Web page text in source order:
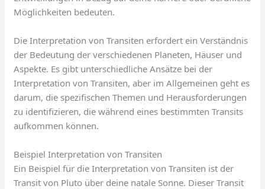
Möglichkeiten bedeuten.
Die Interpretation von Transiten erfordert ein Verständnis
der Bedeutung der verschiedenen Planeten, Häuser und
Aspekte. Es gibt unterschiedliche Ansätze bei der
Interpretation von Transiten, aber im Allgemeinen geht es
darum, die spezifischen Themen und Herausforderungen
zu identifizieren, die während eines bestimmten Transits
aufkommen können.
Beispiel Interpretation von Transiten
Ein Beispiel für die Interpretation von Transiten ist der
Transit von Pluto über deine natale Sonne. Dieser Transit